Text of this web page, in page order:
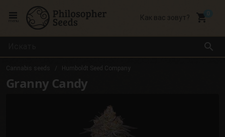
search
Как вас зовут? local_grocery_store
Cannabis seeds Humboldt Seed Company
Granny Candy